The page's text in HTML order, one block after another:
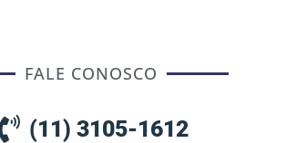
FALE CONOSCO
(11) 3105-1612